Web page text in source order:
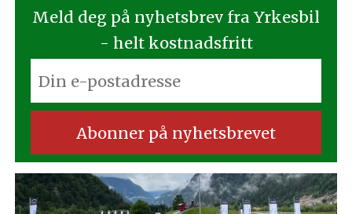
Meld deg på nyhetsbrev fra Yrkesbil
- helt kostnadsfritt